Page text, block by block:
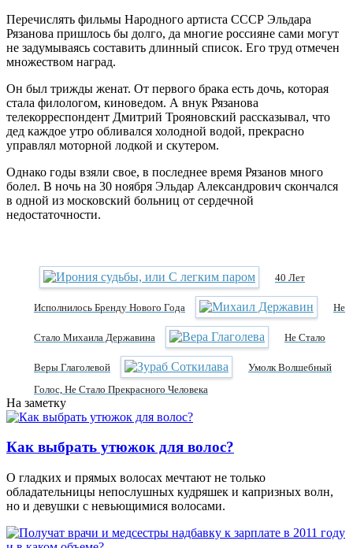
Перечислять фильмы Народного артиста СССР Эльдара
Рязанова пришлось бы долго, да многие россияне сами могут
не задумываясь составить длинный список. Его труд отмечен
множеством наград.
Он был трижды женат. От первого брака есть дочь, которая
стала филологом, киноведом. А внук Рязанова
телекорреспондент Дмитрий Трояновский рассказывал, что
дед каждое утро обливался холодной водой, прекрасно
управлял моторной лодкой и скутером.
Однако годы взяли свое, в последнее время Рязанов много
болел. В ночь на 30 ноября Эльдар Александрович скончался
в одной из московский больниц от сердечной
недостаточности.
40 Лет
Исполнилось Бренду Нового Года Не
Стало Михаила Державина Не Стало
Веры Глаголевой
Умолк Волшебный
Голос, Не Стало Прекрасного Человека
На заметку
Как выбрать утюжок для волос?
О гладких и прямых волосах мечтают не только
обладательницы непослушных кудряшек и капризных волн,
но и девушки с невьющимися волосами.